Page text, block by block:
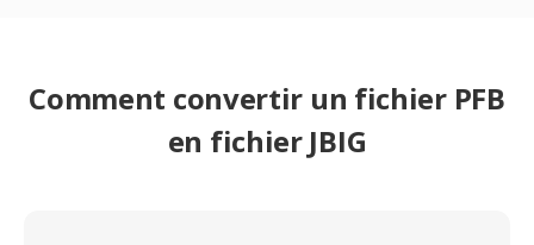
Comment convertir un fichier PFB
en fichier JBIG